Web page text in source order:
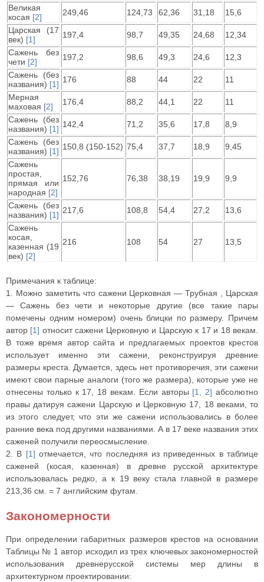
Великая
косая [2] 249,46 124,73 62,36 31,18
15,6
Царская (17
век) [1] 197,4 98,7 49,35 24,68
12,34
Сажень без
чети [2] 197,2 98,6 49,3 24,6
12,3
Сажень (без
названия) [1] 176 88 44 22
11
Мерная
маховая [2] 176,4 88,2 44,1 22
11
Сажень (без
названия) [1] 142,4 71,2 35,6 17,8
8,9
Сажень (без
названия) [1] 150,8 (150-152) 75,4 37,7 18,9
9,45
Сажень
простая,
прямая или
народная [2]
152,76 76,38 38,19 19,9 9,9
Сажень (без
названия) [1] 217,6 108,8 54,4 27,2
13,6
Сажень
косая,
казенная (19
век) [2]
216 108 54 27 13,5
Примечания к таблице:
1. Можно заметить что сажени Церковная — Трубная , Царская
— Сажень без чети и некоторые другие (все такие пары
помечены одним номером) очень блицки по размеру. Причем
автор [1] относит сажени Церковную и Царскую к 17 и 18 векам.
В тоже время автор сайта и предлагаемых проектов крестов
использует именно эти сажени, реконструируя древние
размеры креста. Думается, здесь нет противоречия, эти сажени
имеют свои парные аналоги (того же размера), которые уже не
отнесены только к 17, 18 векам. Если авторы [1, 2] абсолютно
правы датируя сажени Царскую и Церковную 17, 18 веками, то
из этого следует, что эти же сажени использовались в более
ранние века под другими названиями. А в 17 веке названия этих
саженей получили переосмысление.
2. В [1] отмечается, что последняя из приведенных в таблице
саженей (косая, казенная) в древне русской архитектуре
использовалась редко, а к 19 веку стала главной в размере
213,36 см. = 7 английским футам.
Закономерности
При определении габаритных размеров крестов на основании
Таблицы № 1 автор исходил из трех ключевых закономерностей
использования древнерусской системы мер длины в
архитектурном проектировании: